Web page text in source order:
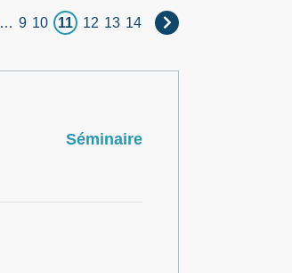
… 9 10 11 12 13 14
Séminaire